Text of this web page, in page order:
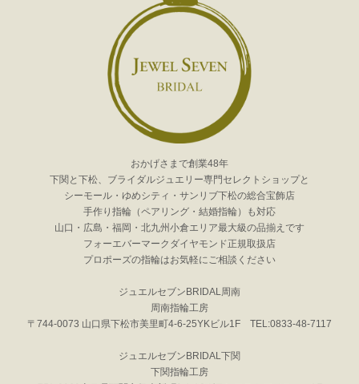
おかげさまで創業48年
下関と下松、ブライダルジュエリー専門セレクトショップと
シーモール・ゆめシティ・サンリブ下松の総合宝飾店
手作り指輪（ペアリング・結婚指輪）も対応
山口・広島・福岡・北九州小倉エリア最大級の品揃えです
フォーエバーマークダイヤモンド正規取扱店
プロポーズの指輪はお気軽にご相談ください
ジュエルセブンBRIDAL周南
周南指輪工房
〒744-0073 山口県下松市美里町4-6-25YKビル1F TEL:0833-48-7117
ジュエルセブンBRIDAL下関
下関指輪工房